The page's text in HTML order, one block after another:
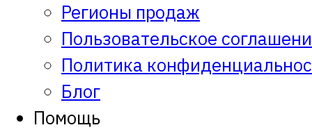
Регионы продаж
Пользовательское
Политика
Блог
Помощь